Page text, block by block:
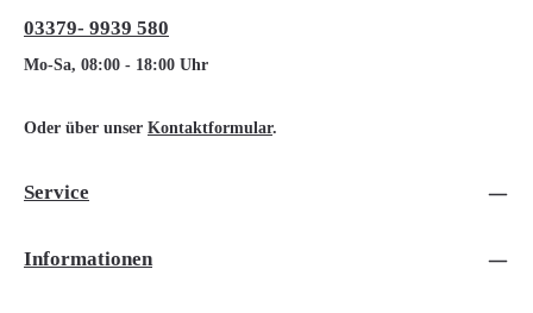
03379- 9939 580
Mo-Sa, 08:00 - 18:00 Uhr
Oder über unser Kontaktformular.
Service
Informationen